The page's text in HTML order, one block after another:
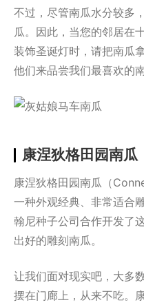
不过，尽管南瓜水分较多
瓜。因此，当您的邻居在
装饰圣诞灯时，请把南瓜
他们来品尝我们最喜欢的
康涅狄格田园南瓜
康涅狄格田园南瓜（
一种外观经典、非常适合
翰尼种子公司合作开发了
出好的雕刻南瓜。
让我们面对现实吧，大多
摆在门廊上，从来不吃。